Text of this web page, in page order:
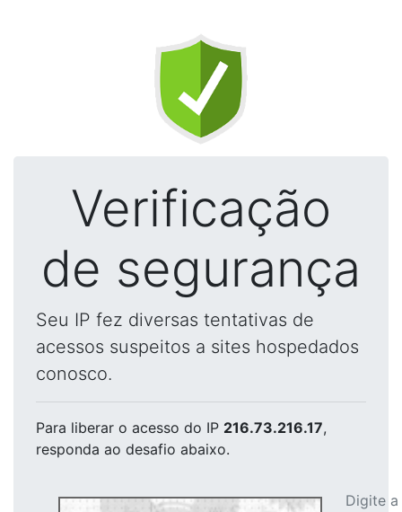
Verificação
de segurança
Seu IP fez diversas tentativas de
acessos suspeitos a sites hospedados
conosco.
Para liberar o acesso do IP 216.73.216.17,
responda ao desafio abaixo.
Digite